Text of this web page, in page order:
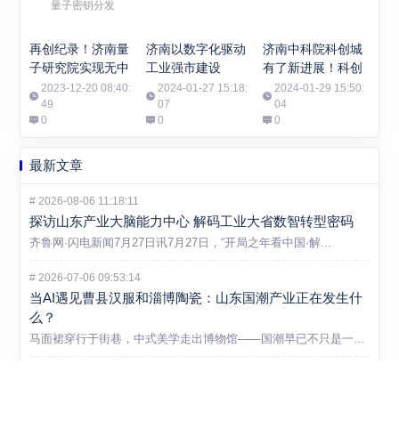
再创纪录！济南量
子研究院实现无中
继千公里光纤有限
码长量子密钥分发
2023-12-20 08:40:
49
0
济南以数字化驱动
工业强市建设
2024-01-27 15:18:
07
0
济南中科院科创城
有了新进展！科创
城数字科技产业园
开工
2024-01-29 15:50:
04
0
最新文章
# 2026-08-06 11:18:11
探访山东产业大脑能力中心 解码工业大省数智转型密码
齐鲁网·闪电新闻7月27日讯7月27日，“开局之年看中国·解...
# 2026-07-06 09:53:14
当AI遇见曹县汉服和淄博陶瓷：山东国潮产业正在发生什
么？